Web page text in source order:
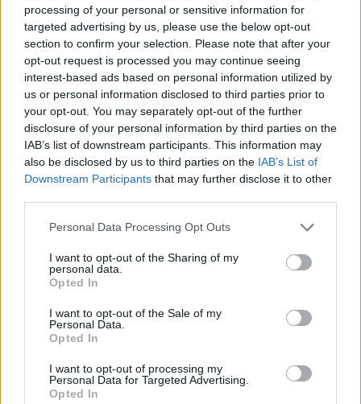
processing of your personal or sensitive information for
targeted advertising by us, please use the below opt-out
section to confirm your selection. Please note that after your
opt-out request is processed you may continue seeing
interest-based ads based on personal information utilized by
us or personal information disclosed to third parties prior to
your opt-out. You may separately opt-out of the further
disclosure of your personal information by third parties on the
IAB’s list of downstream participants. This information may
also be disclosed by us to third parties on the IAB’s List of
Downstream Participants that may further disclose it to other
Please note that this website/app uses one or more Google
not limited to your visit or usage behaviour. You may click to
grant or deny consent to Google and its third-party tags to
use your data for below specified purposes in below Google
consent section.
Personal Data Processing Opt Outs
I want to opt-out of the Sharing of my
personal data.
Opted In
I want to opt-out of the Sale of my
Personal Data.
Opted In
I want to opt-out of processing my
Personal Data for Targeted Advertising.
Opted In
Hyderabad-i, a Cape Town-i és a Sao Paulo-i
pályákon megmutassa, hogy mire lehet képes az
ER9-cel, amit a McLaren vadászterületének
kiáltottak ki.
FORMA-1
Ticktum élvezi a Formula E-t, míg az
F1 szerinte túl makulátlan
„Az új pályák segíteni fognak. De természetesen,
ez függ attól is, hogy milyen gyorsan tudunk
reagálni az autóval a pályán. Hyderabad klassz
pályának ígérkezik. Egy dolog, ami segített
megnyerni nekem Makaót négy évvel ezelőtt, az
a gyors adaptációs képességem volt, amivel
gyorsan tudtam reagálni az új helyzetekre. Tehát